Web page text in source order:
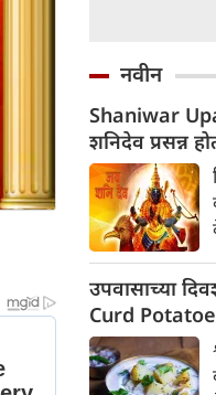
नवीन
Shaniwar
शनिदेव प्रसन्न
उपवासाच्या
Curd